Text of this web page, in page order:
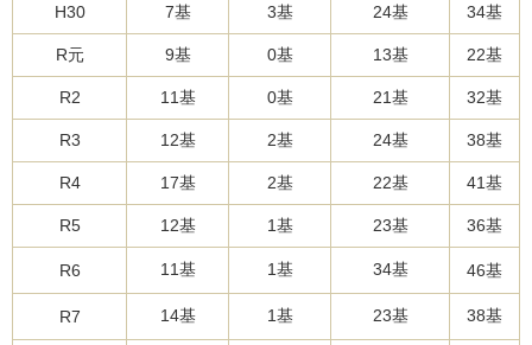
H30 7基 3基 24基 34基
R元 9基 0基 13基 22基
R2 11基 0基 21基 32基
R3 12基 2基 24基 38基
R4 17基 2基 22基 41基
R5 12基 1基 23基 36基
R6 11基 1基 34基 46基
R7 14基 1基 23基 38基